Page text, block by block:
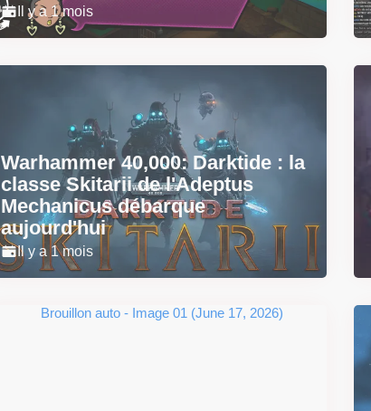
Il y a 1 mois
Warhammer 40,000: Darktide : la
classe Skitarii de l'Adeptus
Mechanicus débarque
aujourd'hui
Il y a 1 mois